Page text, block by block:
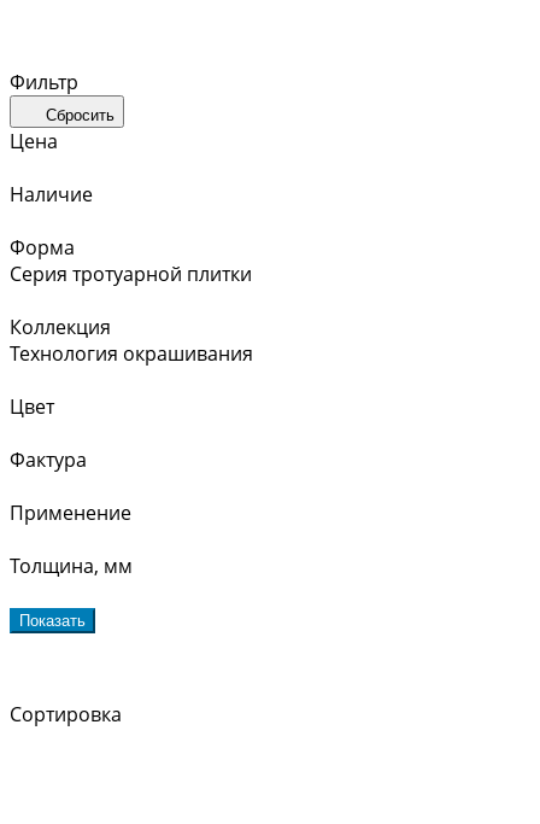
Фильтр
Сбросить
Цена
Наличие
Форма
Серия тротуарной плитки
Коллекция
Технология окрашивания
Цвет
Фактура
Применение
Толщина, мм
Показать
Сортировка